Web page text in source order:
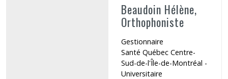
Beaudoin Hélène,
Orthophoniste
Gestionnaire
Santé Québec Centre-
Sud-de-l'Île-de-Montréal -
Universitaire